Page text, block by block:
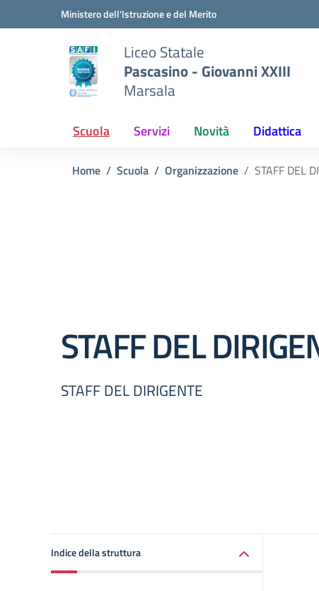
Vai ai contenuti
Vai al menu di navigazioneMinistero dell'Istruzione e del Merito
Liceo Statale
Pascasino - Giovanni XXIII
Marsala
Scuola Servizi Novità Didattica
Home Scuola Organizzazione STAFF DEL
STAFF DEL
STAFF DEL DIRIGENTE
Indice della struttura